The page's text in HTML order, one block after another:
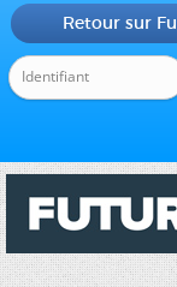
Retour sur